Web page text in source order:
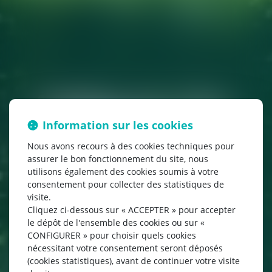
Camping de Cany-
Barville
« Le Clos des
Charmilles »
en Normandie
couvrezlavalléede la Durdent, en
Information sur les cookies
Nous avons recours à des cookies techniques pour
assurer le bon fonctionnement du site, nous
utilisons également des cookies soumis à votre
consentement pour collecter des statistiques de
visite.
Cliquez ci-dessous sur « ACCEPTER » pour accepter
le dépôt de l'ensemble des cookies ou sur «
CONFIGURER » pour choisir quels cookies
nécessitant votre consentement seront déposés
(cookies statistiques), avant de continuer votre visite